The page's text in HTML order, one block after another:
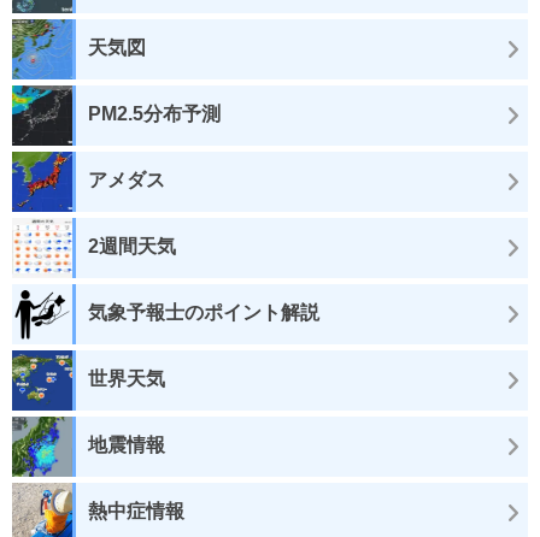
天気図
PM2.5分布予測
アメダス
2週間天気
気象予報士のポイント解説
世界天気
地震情報
熱中症情報